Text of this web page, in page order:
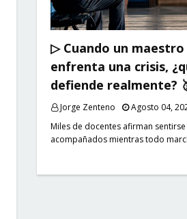
▷ Cuando un maestro
enfrenta una crisis,
defiende realmente?
Jorge Zenteno
Agosto 04,
Miles de docentes afirman sentirse
acompañados mientras todo